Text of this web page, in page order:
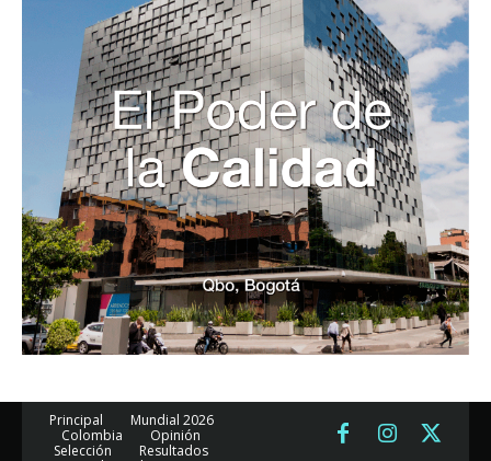
Principal
Mundial 2026
Colombia
Opinión
Selección
Resultados